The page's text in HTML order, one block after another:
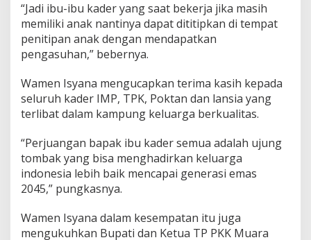
“Jadi ibu-ibu kader yang saat bekerja jika masih
memiliki anak nantinya dapat dititipkan di tempat
penitipan anak dengan mendapatkan
pengasuhan,” bebernya.
Wamen Isyana mengucapkan terima kasih kepada
seluruh kader IMP, TPK, Poktan dan lansia yang
terlibat dalam kampung keluarga berkualitas.
“Perjuangan bapak ibu kader semua adalah ujung
tombak yang bisa menghadirkan keluarga
indonesia lebih baik mencapai generasi emas
2045,” pungkasnya.
Wamen Isyana dalam kesempatan itu juga
mengukuhkan Bupati dan Ketua TP PKK Muara